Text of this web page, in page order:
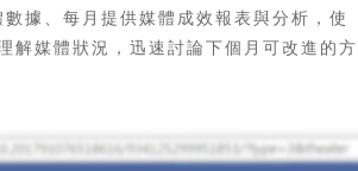
據、每月提供媒體成效報表與分析，使
解媒體狀況，迅速討論下個月可改進的